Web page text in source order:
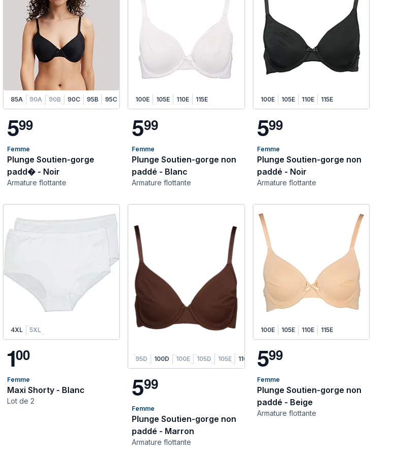
105C 105D 105E 95C 110D 110E
85A 90A 90B 90C 95B 95C 100B 100C 100D 100E 105D 105E 110D 110E 115E
599
Femme
Plunge Soutien-gorge
padd� - Noir
Armature flottante
100E 105E 110E 115E
599
Femme
Plunge Soutien-gorge non
paddé - Blanc
Armature flottante
100E 105E 110E 115E
599
Femme
Plunge Soutien-gorge non
paddé - Noir
Armature flottante
4XL 5XL
100
Femme
Maxi Shorty - Blanc
Lot de 2
95D 100D 100E 105D 105E 110D 110E 115E
599
Femme
Plunge Soutien-gorge non
paddé - Marron
Armature flottante
100E 105E 110E 115E
599
Femme
Plunge Soutien-gorge non
paddé - Beige
Armature flottante